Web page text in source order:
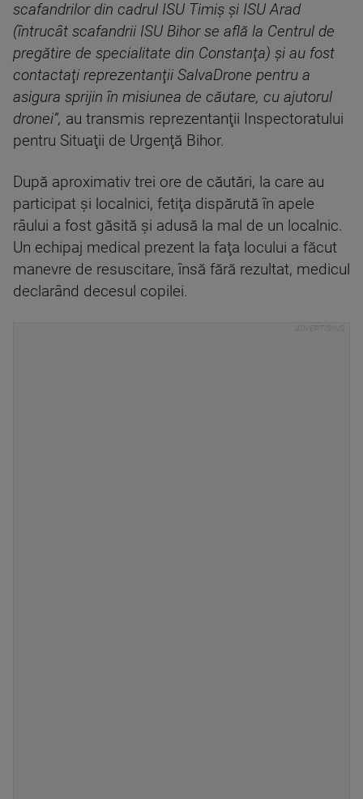
scafandrilor din cadrul ISU Timiş şi ISU Arad
(întrucât scafandrii ISU Bihor se află la Centrul de
pregătire de specialitate din Constanţa) şi au fost
contactaţi reprezentanţii SalvaDrone pentru a
asigura sprijin în misiunea de căutare, cu ajutorul
dronei”, au transmis reprezentanţii Inspectoratului
pentru Situaţii de Urgenţă Bihor.
După aproximativ trei ore de căutări, la care au
participat şi localnici, fetiţa dispărută în apele
râului a fost găsită şi adusă la mal de un localnic.
Un echipaj medical prezent la faţa locului a făcut
manevre de resuscitare, însă fără rezultat, medicul
declarând decesul copilei.